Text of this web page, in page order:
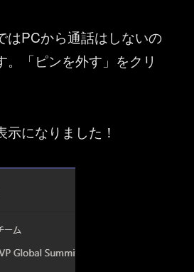
はPCから通話はしないの
。「ピンを外す」をクリ
になりました！